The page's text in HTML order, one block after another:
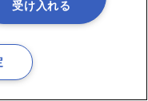
めて使うユーザーにも
受け入れる